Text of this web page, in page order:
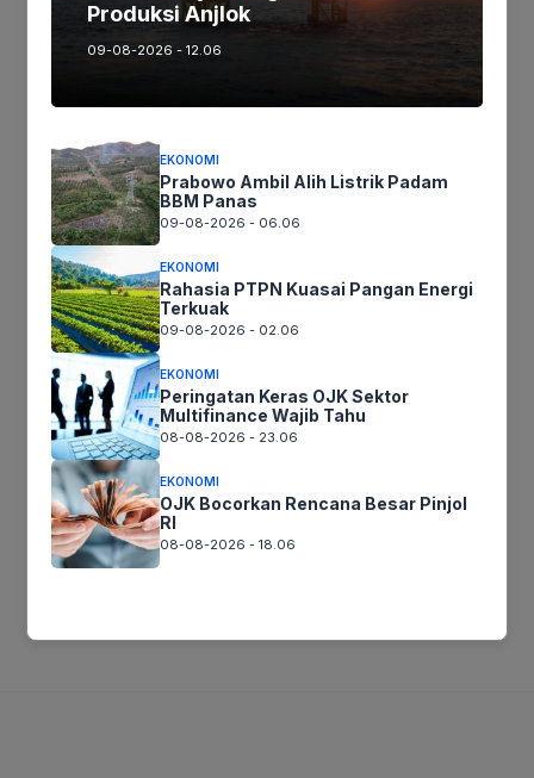
JEJAK LELUHUR
Tradisi Sejarah Batang, Pembukaan Pintu Makam Kiai
Hasan Surgi Jatikusumo Setiap Bulan 7 Sya’ban
BERITA DAERAH
Dikeluhkan Warga Medangasem PJU Banyak yang Mati
Muat lebih banyak
Produksi Anjlok
09-08-2026 - 12.06
EKONOMI
Prabowo Ambil Alih Listrik Padam
BBM Panas
09-08-2026 - 06.06
EKONOMI
Rahasia PTPN Kuasai Pangan Energi
Terkuak
09-08-2026 - 02.06
EKONOMI
Peringatan Keras OJK Sektor
Multifinance Wajib Tahu
08-08-2026 - 23.06
EKONOMI
OJK Bocorkan Rencana Besar Pinjol
RI
08-08-2026 - 18.06